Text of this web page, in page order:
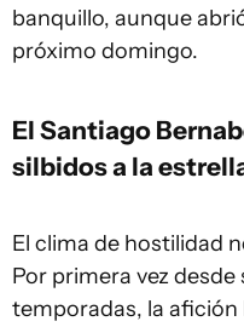
banquillo, aunque
próximo domingo.
El Santiago
silbidos a la
El clima de hostilidad
Por primera vez
temporadas, la